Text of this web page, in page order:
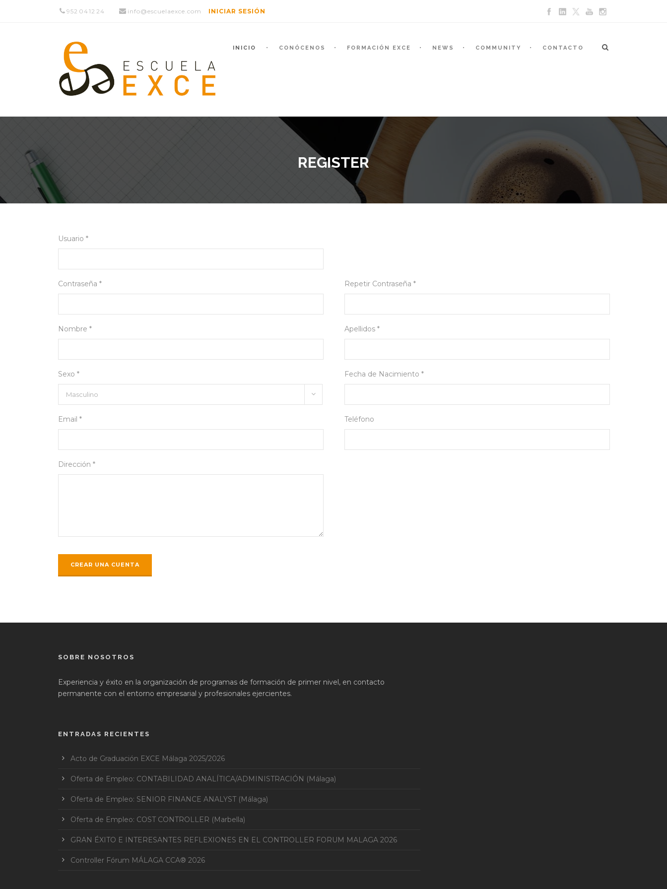
952 04 12 24 info@escuelaexce.com INICIAR SESIÓN
INICIO CONÓCENOS FORMACIÓN EXCE NEWS COMMUNITY CONTACTO
REGISTER
Usuario *
Contraseña * Repetir Contraseña *
Nombre * Apellidos *
Sexo * Fecha de Nacimiento *
Email * Teléfono
Dirección *
SOBRE NOSOTROS
Experiencia y éxito en la organización de programas de formación de primer nivel, en contacto
permanente con el entorno empresarial y profesionales ejercientes.
ENTRADAS RECIENTES
Acto de Graduación EXCE Málaga 2025/2026
Oferta de Empleo: CONTABILIDAD ANALÍTICA/ADMINISTRACIÓN (Málaga)
Oferta de Empleo: SENIOR FINANCE ANALYST (Málaga)
Oferta de Empleo: COST CONTROLLER (Marbella)
GRAN ÉXITO E INTERESANTES REFLEXIONES EN EL CONTROLLER FORUM MALAGA 2026
Controller Fórum MÁLAGA CCA® 2026